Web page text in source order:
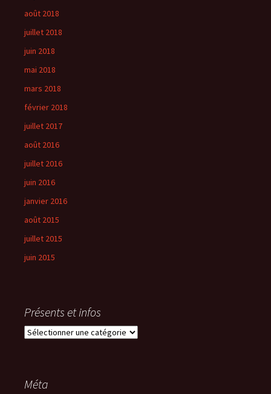
août 2018
juillet 2018
juin 2018
mai 2018
mars 2018
février 2018
juillet 2017
août 2016
juillet 2016
juin 2016
janvier 2016
août 2015
juillet 2015
juin 2015
Présents et infos
Présents
Méta